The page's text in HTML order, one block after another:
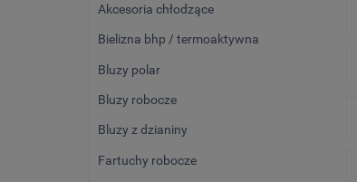
Akcesoria chłodzące
Bielizna bhp / termoaktywna
Bluzy polar
Bluzy robocze
Bluzy z dzianiny
Fartuchy robocze